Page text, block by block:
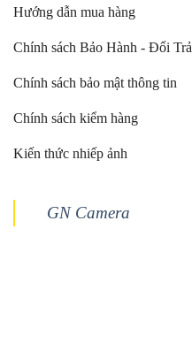
Hướng dẫn mua hàng
Chính sách Bảo Hành - Đổi Trả
Chính sách bảo mật thông tin
Chính sách kiểm hàng
Kiến thức nhiếp ảnh
GN Camera